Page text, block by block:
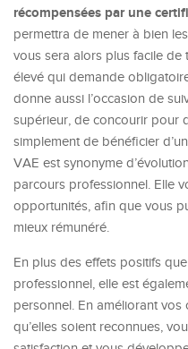
récompensées par une
permettra de mener à bien
vous sera alors plus facile
élevé qui demande
donne aussi l’occasion de
supérieur, de concourir pour
simplement de bénéficier
VAE est synonyme
parcours professionnel. Elle
opportunités, afin que vous
mieux rémunéré.
En plus des effets positifs
professionnel, elle est
personnel. En améliorant
qu’elles soient reconnues,